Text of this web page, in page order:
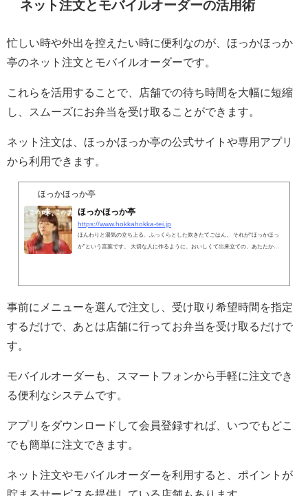
ネット注文とモバイルオーダーの活用術
忙しい時や外出を控えたい時に便利なのが、ほっかほっか
亭のネット注文とモバイルオーダーです。
これらを活用することで、店舗での待ち時間を大幅に短縮
し、スムーズにお弁当を受け取ることができます。
ネット注文は、ほっかほっか亭の公式サイトや専用アプリ
から利用できます。
ほっかほっか亭
ほっかほっか亭
https://www.hokkahokka-tei.jp
ほんわりと湯気の立ち上る、ふっくらとした炊きたてごはん。 それが“ほっかほっ
か”という言葉です。 大切な人に作るように、おいしくて出来立ての、あたたかい
事前にメニューを選んで注文し、受け取り希望時間を指定
するだけで、あとは店舗に行ってお弁当を受け取るだけで
す。
モバイルオーダーも、スマートフォンから手軽に注文でき
る便利なシステムです。
アプリをダウンロードして会員登録すれば、いつでもどこ
でも簡単に注文できます。
ネット注文やモバイルオーダーを利用すると、ポイントが
貯まるサービスを提供している店舗もあります。